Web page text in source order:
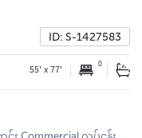
ID: S-1427583
55' x 77' 0